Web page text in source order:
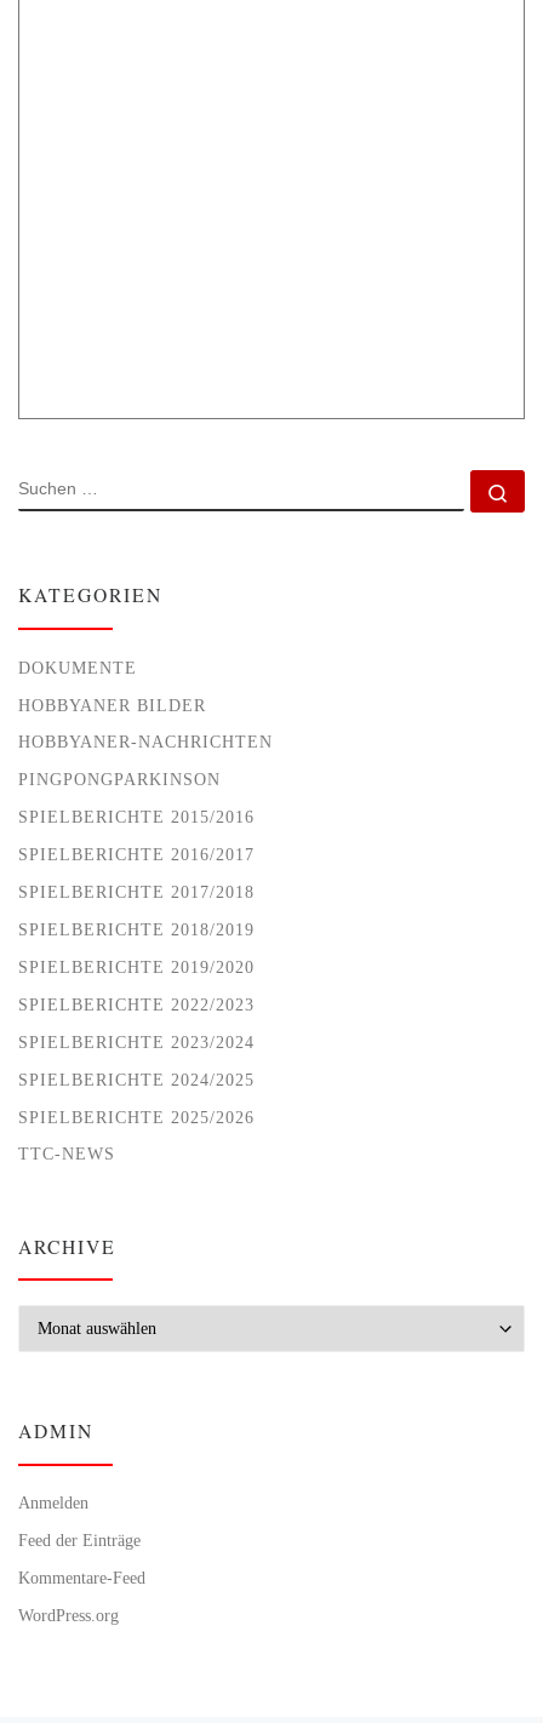
SUCHE
KATEGORIEN
DOKUMENTE
HOBBYANER BILDER
HOBBYANER-NACHRICHTEN
PINGPONGPARKINSON
SPIELBERICHTE 2015/2016
SPIELBERICHTE 2016/2017
SPIELBERICHTE 2017/2018
SPIELBERICHTE 2018/2019
SPIELBERICHTE 2019/2020
SPIELBERICHTE 2022/2023
SPIELBERICHTE 2023/2024
SPIELBERICHTE 2024/2025
SPIELBERICHTE 2025/2026
TTC-NEWS
ARCHIVE
ADMIN
Anmelden
Feed der Einträge
Kommentare-Feed
WordPress.org